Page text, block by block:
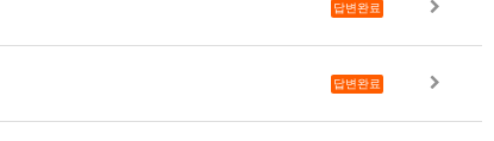
답변완료
답변완료